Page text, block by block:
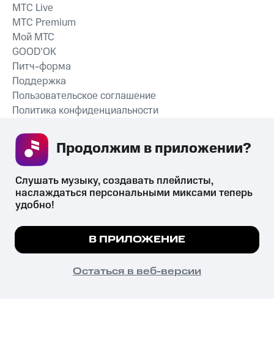
СКАЧАТЬ ПРИЛОЖЕНИЕ
MTС Live
MTС Premium
Мой МТС
GOOD’OK
Питч-форма
Поддержка
Пользовательское соглашение
Политика конфиденциальности
психотропных веществ, их аналогов причиняет вред здоровью,
их незаконный оборот запрещён и влечёт установленную
законодательством ответственность.
© 2026 ООО «КИОН».
Все права защищены
Мы используем куки, чтобы на сайте все
Подробнее
ПОНЯТНО
Слушать музыку, создавать плейлисты,
наслаждаться персональными миксами теперь
удобно!
В ПРИЛОЖЕНИЕ
Остаться в веб-версии